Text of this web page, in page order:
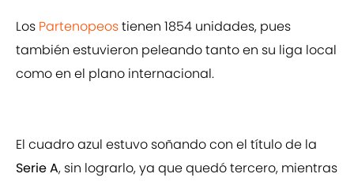
Los Partenopeostienen 1854 unidades, pues
también estuvieron peleando tanto en su liga local
como en el plano internacional.
El cuadro azul estuvo soñando con el título de la
Serie A, sin lograrlo, ya que quedó tercero, mientras